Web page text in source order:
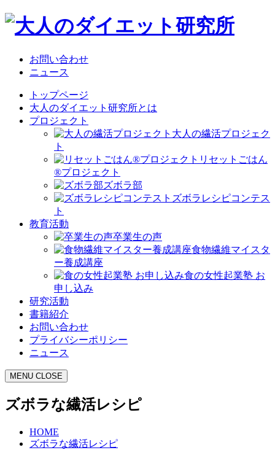
お問い合わせ
ニュース
トップページ
大人のダイエット研究所とは
プロジェクト
大人の繊活プロジェク
ト
リセットごはん
®プロジェクト
ズボラ部
ズボラレシピコンテス
ト
教育活動
卒業生の声
食物繊維マイスタ
ー養成講座
食の女性起業塾 お
申し込み
研究活動
書籍紹介
お問い合わせ
プライバシーポリシー
ニュース
MENU CLOSE
ズボラな繊活レシピ
HOME
ズボラな繊活レシピ